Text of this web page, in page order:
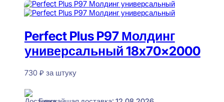
Perfect Plus P97 Молдинг
универсальный 18x70x2000
730 ₽ за штуку